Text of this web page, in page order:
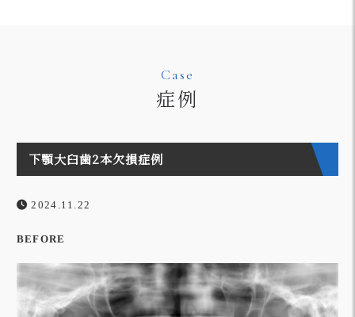
Case
症例
下顎大臼歯2本欠損症例
2024.11.22
BEFORE